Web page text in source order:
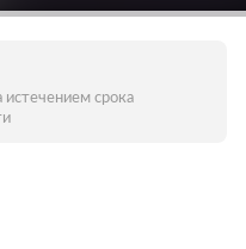
срока